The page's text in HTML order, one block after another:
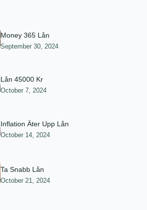
Money 365 Lån
September 30, 2024
Lån 45000 Kr
October 7, 2024
Inflation Äter Upp Lån
October 14, 2024
Ta Snabb Lån
October 21, 2024